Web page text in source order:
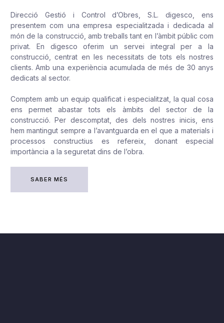
Direcció Gestió i Control d’Obres, S.L. digesco, ens
presentem com una empresa especialitzada i dedicada al
món de la construcció, amb treballs tant en l’àmbit públic com
privat. En digesco oferim un servei integral per a la
construcció, centrat en les necessitats de tots els nostres
clients. Amb una experiència acumulada de més de 30 anys
dedicats al sector.
Comptem amb un equip qualificat i especialitzat, la qual cosa
ens permet abastar tots els àmbits del sector de la
construcció. Per descomptat, des dels nostres inicis, ens
hem mantingut sempre a l’avantguarda en el que a materials i
processos constructius es refereix, donant especial
importància a la seguretat dins de l’obra.
SABER MÉS